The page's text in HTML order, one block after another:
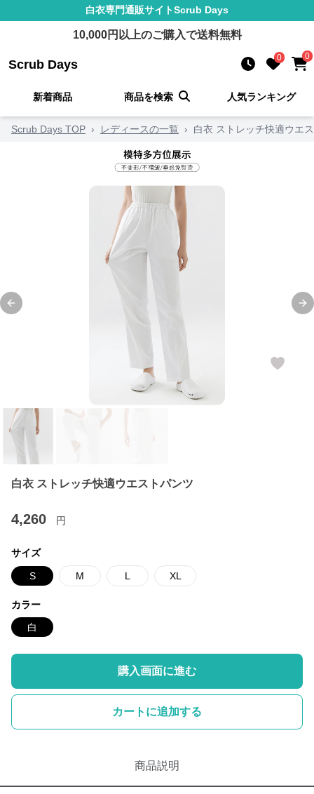
白衣専門通販サイトScrub Days
10,000円以上のご購入で送料無料
Scrub Days 0 0
新着商品 商品を検索 人気ランキング
Scrub Days TOP › レディースの一覧 › 白衣 ストレッチ快適ウエ
Previous slide
白衣 ストレッチ快適ウエストパンツ
4,260 円
サイズ
S M L XL
カラー
白
購入画面に進む
カートに追加する
商品説明